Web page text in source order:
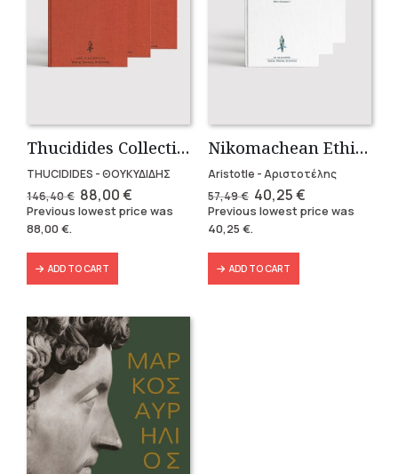
Thucidides Collection – Hardbound Edition (4 volumes)
THUCIDIDES - ΘΟΥΚΥΔΙΔΗΣ
146,40€ Original
price
was:
88,00€Current
price
is:
Previous lowest price was
88,00€.
ADD TO CART
Nikomachean Ethics (3 volumes)
Aristotle - Αριστοτέλης
57,49€ Original
price
was:
57,49 €.
40,25€Current
price
is:
Previous lowest price was
40,25 €.
ADD TO CART